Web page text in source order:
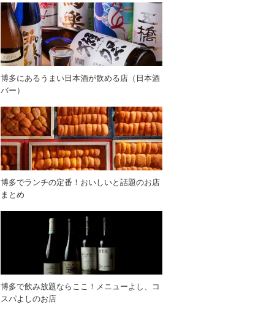
博多にあるうまい日本酒が飲める店（日本酒
バー）
博多でランチの定番！おいしいと話題のお店
まとめ
博多で飲み放題ならここ！メニューよし、コ
スパよしのお店